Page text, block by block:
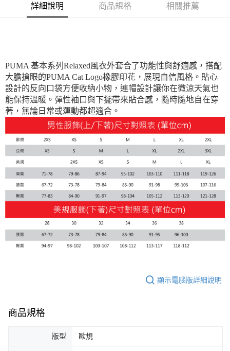
宅配貨到付款(離島恕不配送)
每筆NT$180
詳細說明 商品規格 相關推薦
PUMA 基本系列Relaxed風衣外套合了功能性與舒適感，搭配
大膽搶眼的PUMA Cat Logo橡膠印花，展現自信風格。貼心
設計的反向口袋方便收納小物，連帽設計讓你在微涼天氣也
能保持溫暖。彈性袖口與下擺帶來貼合感，隨時隨地自在穿
著，無論日常或運動都超適合。
顯示電腦版詳細說明
商品規格
版型 歐規